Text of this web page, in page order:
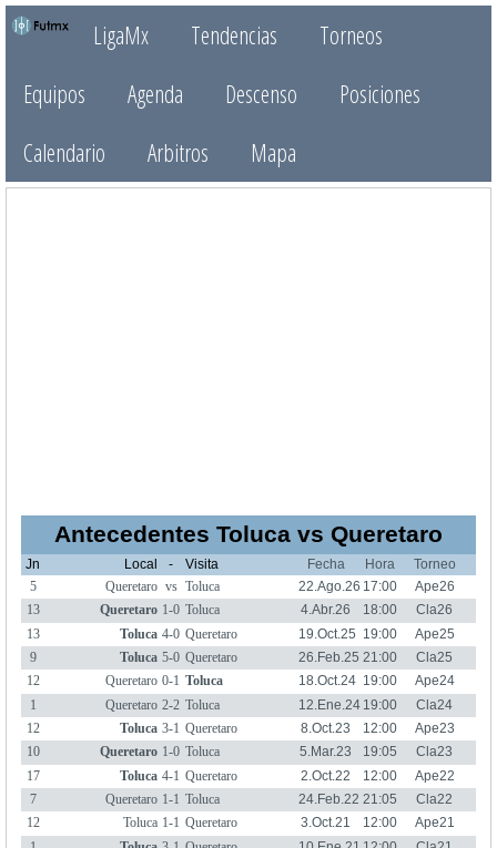
LigaMx Tendencias
Torneos
Equipos
Agenda Descenso
Posiciones
Calendario
Arbitros Mapa
Antecedentes Toluca vs Queretaro
Jn Local - Visita Fecha Hora
Torneo
5
Queretaro vs Toluca 22.Ago.26 17:00
Ape26
13
Queretaro 1-0 Toluca 4.Abr.26 18:00
Cla26
13
Toluca 4-0 Queretaro 19.Oct.25 19:00
Ape25
9
Toluca 5-0 Queretaro 26.Feb.25 21:00
Cla25
12
Queretaro 0-1 Toluca 18.Oct.24 19:00
Ape24
1
Queretaro 2-2 Toluca 12.Ene.24 19:00
Cla24
12
Toluca 3-1 Queretaro 8.Oct.23 12:00
Ape23
10
Queretaro 1-0 Toluca 5.Mar.23 19:05
Cla23
17
Toluca 4-1 Queretaro 2.Oct.22 12:00
Ape22
7
Queretaro 1-1 Toluca 24.Feb.22 21:05
Cla22
12
Toluca 1-1 Queretaro 3.Oct.21 12:00
Ape21